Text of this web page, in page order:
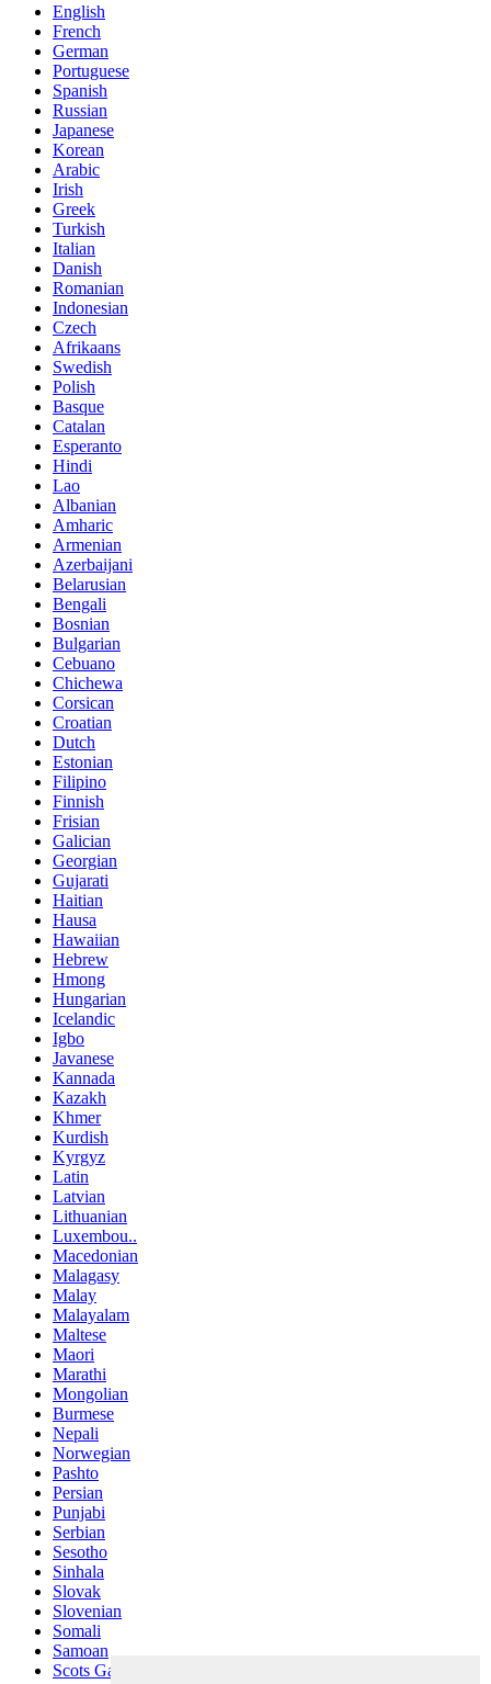
English
French
German
Portuguese
Spanish
Russian
Japanese
Korean
Arabic
Irish
Greek
Turkish
Italian
Danish
Romanian
Indonesian
Czech
Afrikaans
Swedish
Polish
Basque
Catalan
Esperanto
Hindi
Lao
Albanian
Amharic
Armenian
Azerbaijani
Belarusian
Bengali
Bosnian
Bulgarian
Cebuano
Chichewa
Corsican
Croatian
Dutch
Estonian
Filipino
Finnish
Frisian
Galician
Georgian
Gujarati
Haitian
Hausa
Hawaiian
Hebrew
Hmong
Hungarian
Icelandic
Igbo
Javanese
Kannada
Kazakh
Khmer
Kurdish
Kyrgyz
Latin
Latvian
Lithuanian
Luxembou..
Macedonian
Malagasy
Malay
Malayalam
Maltese
Maori
Marathi
Mongolian
Burmese
Nepali
Norwegian
Pashto
Persian
Punjabi
Serbian
Sesotho
Sinhala
Slovak
Slovenian
Somali
Samoan
Scots Gaelic